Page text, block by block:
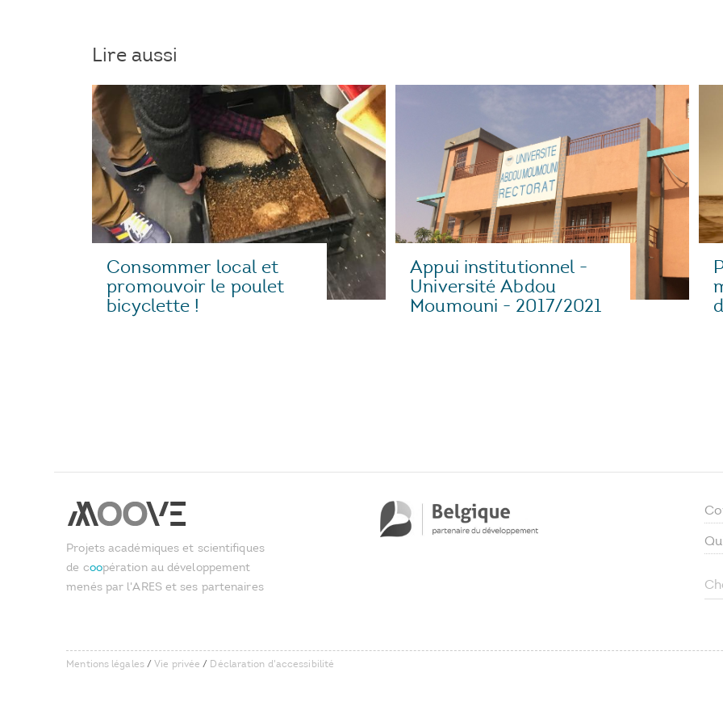
Lire aussi
Consommer local et
promouvoir le poulet
bicyclette !
Appui institutionnel -
Université Abdou
Moumouni - 2017/2021
Projets académiques et scientifiques
de coopération au développement
menés par l'ARES et ses partenaires
Mentions légales/Vie privée / Déclaration d'accessibilité